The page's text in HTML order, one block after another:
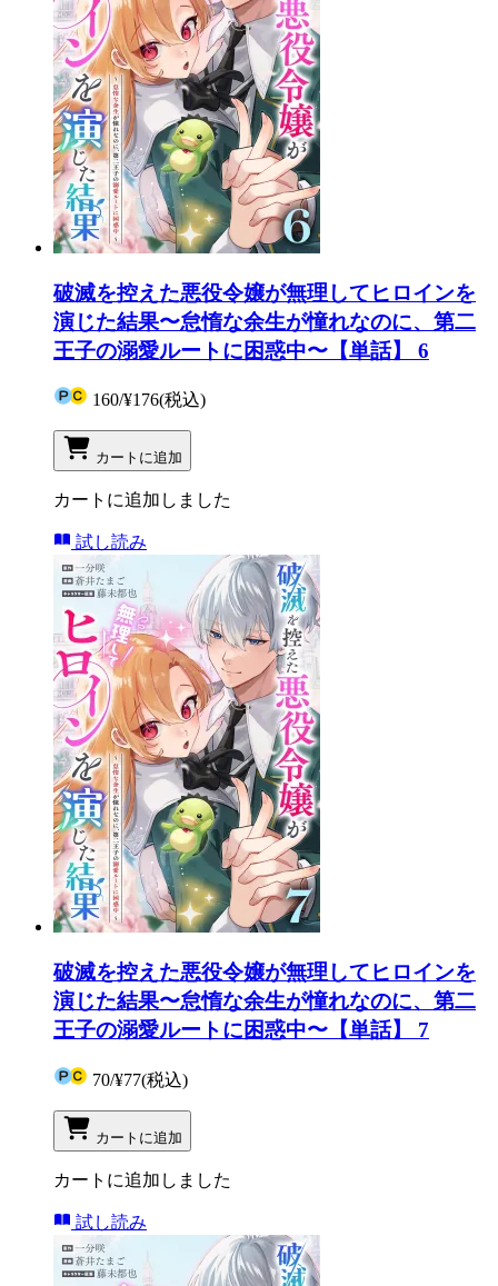
破滅を控えた悪役令嬢が無理してヒロインを
演じた結果〜怠惰な余生が憧れなのに、第二
王子の溺愛ルートに困惑中〜【単話】 6
160/¥176(税込)
カートに追加
カートに追加しました
試し読み
破滅を控えた悪役令嬢が無理してヒロインを
演じた結果〜怠惰な余生が憧れなのに、第二
王子の溺愛ルートに困惑中〜【単話】 7
70/¥77(税込)
カートに追加
カートに追加しました
試し読み